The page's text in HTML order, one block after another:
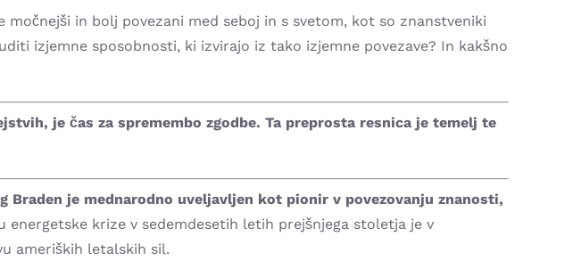
in bolj povezani med seboj in s svetom, kot so znanstveniki
izjemne sposobnosti, ki izvirajo iz tako izjemne povezave? In kakšno
je čas za spremembo zgodbe. Ta preprosta resnica je temelj te
je mednarodno uveljavljen kot pionir v povezovanju znanosti,
energetske krize v sedemdesetih letih prejšnjega stoletja je v
ameriških letalskih sil.